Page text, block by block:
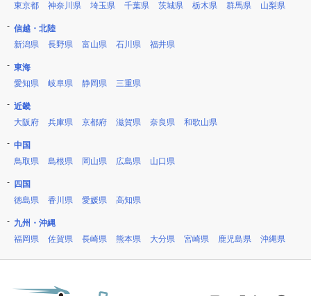
東京都
神奈川県 埼玉県 千葉県 茨城県 栃木県 群馬県 山梨県
信越・北陸
新潟県
長野県 富山県 石川県 福井県
東海
愛知県
岐阜県 静岡県 三重県
近畿
大阪府
兵庫県 京都府 滋賀県 奈良県 和歌山県
中国
鳥取県
島根県 岡山県 広島県 山口県
四国
徳島県
香川県 愛媛県 高知県
九州・沖縄
福岡県
佐賀県 長崎県 熊本県 大分県 宮崎県 鹿児島県 沖縄県